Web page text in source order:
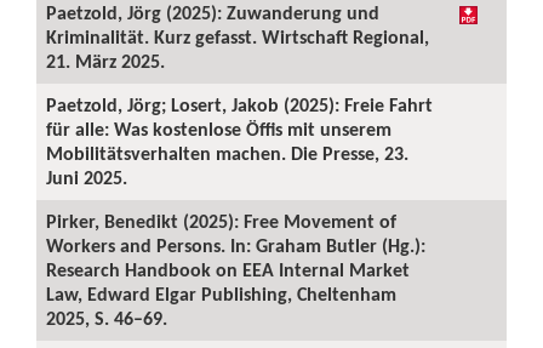
Paetzold, Jörg (2025): Zuwanderung und
Kriminalität. Kurz gefasst. Wirtschaft Regional,
21. März 2025.
Paetzold, Jörg; Losert, Jakob (2025): Freie Fahrt
für alle: Was kostenlose Öffis mit unserem
Mobilitätsverhalten machen. Die Presse, 23.
Juni 2025.
Pirker, Benedikt (2025): Free Movement of
Workers and Persons. In: Graham Butler (Hg.):
Research Handbook on EEA Internal Market
Law, Edward Elgar Publishing, Cheltenham
2025, S. 46–69.